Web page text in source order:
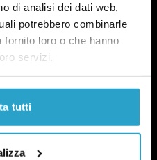
di analisi dei dati web,
potrebbero combinarle
loro o che hanno
servizi.
tutti
informazione
2012.